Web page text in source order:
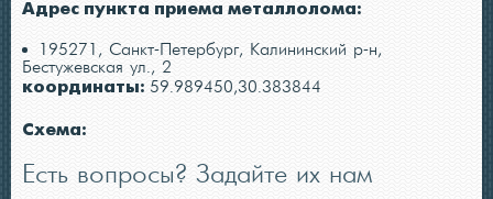
Адрес пункта приема металлолома:
195271, Санкт-Петербург, Калининский р-н,
Бестужевская ул., 2
координаты: 59.989450,30.383844
Схема:
Есть вопросы? Задайте их нам